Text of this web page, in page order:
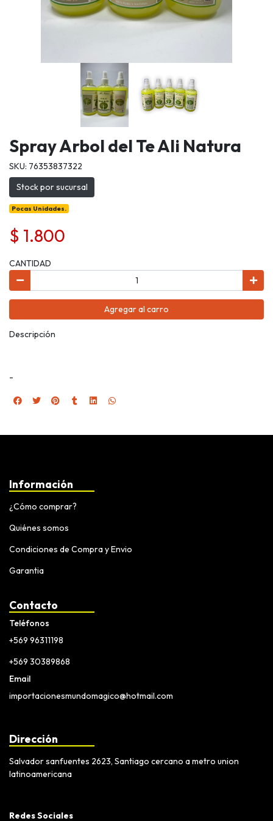
Spray Arbol del Te Ali Natura
SKU: 76353837322
Stock por sucursal
Pocas Unidades.
$ 1.800
CANTIDAD
Agregar al carro
Descripción
-
Información
¿Cómo comprar?
Quiénes somos
Condiciones de Compra y Envio
Garantia
Contacto
Teléfonos
+569 96311198
+569 30389868
Email
importacionesmundomagico@hotmail.com
Dirección
Salvador sanfuentes 2623, Santiago cercano a metro union
latinoamericana
Redes Sociales